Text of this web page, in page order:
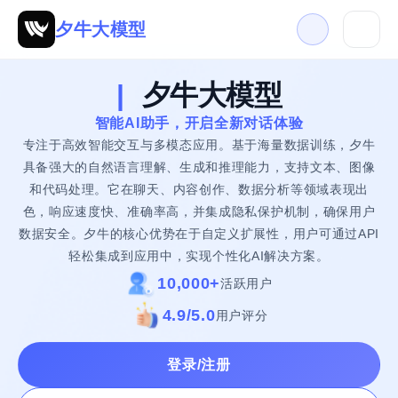
夕牛大模型
| 夕牛大模型
智能AI助手，开启全新对话体验
专注于高效智能交互与多模态应用。基于海量数据训练，夕牛
具备强大的自然语言理解、生成和推理能力，支持文本、图像
和代码处理。它在聊天、内容创作、数据分析等领域表现出
色，响应速度快、准确率高，并集成隐私保护机制，确保用户
数据安全。夕牛的核心优势在于自定义扩展性，用户可通过API
轻松集成到应用中，实现个性化AI解决方案。
10,000+活跃用户
4.9/5.0用户评分
登录/注册